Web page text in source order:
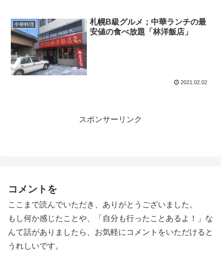
中華料理
札幌B級グルメ；中華ランチの最
安値の食べ放題「林洋飯店」
2021.02.02
スポンサーリンク
コメントを
ここまで読んでいただき、ありがとうございました。
もし何か感じたことや、「自分も行ったことあるよ！」な
んて話がありましたら、お気軽にコメントをいただけると
うれしいです。